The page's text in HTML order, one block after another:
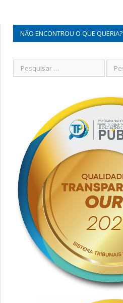
NÃO ENCONTROU O QUE QUERIA?